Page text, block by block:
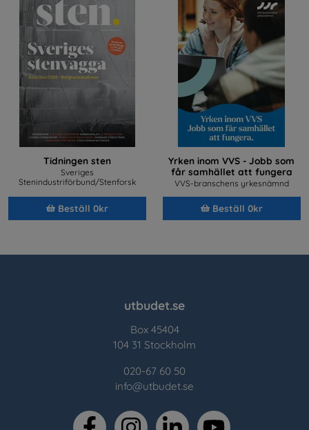
Tidningen sten
Sveriges
Stenindustriförbund/Stenforsk
Beställ 0kr
Yrken inom VVS - Jobb som
får samhället att fungera
VVS-branschens yrkesnämnd
Beställ 0kr
utbudet.se
Box 45404
104 31 Stockholm
020-67 60 50
info@utbudet.se
facebookinstagramlinkedin youtube